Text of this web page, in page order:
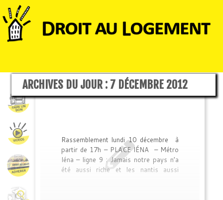
ARCHIVES DU JOUR : 7 DÉCEMBRE 2012
Rassemblement lundi 10 décembre à
partir de 17h – PLACE IÉNA – Métro
Iéna – ligne 9 : Jamais notre pays n’a
été aussi riche et les nantis aussi